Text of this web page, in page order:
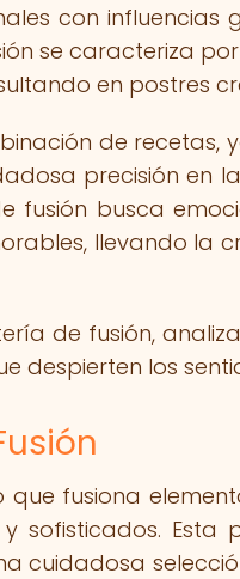
con influencias
se caracteriza
en postres
de recetas,
precisión en
busca
llevando la
de fusión,
despierten los
fusiona
sofisticados.
cuidadosa